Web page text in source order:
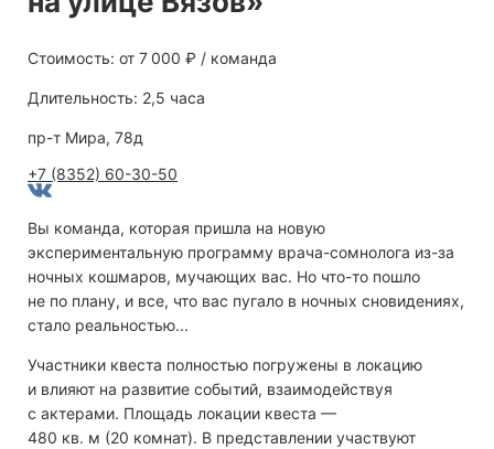
Стоимость: от 7 000 ₽ / команда
Длительность: 2,5 часа
пр-т Мира, 78д
+7 (8352) 60-30-50
Вы команда, которая пришла на новую
экспериментальную программу врача-сомнолога из-за
ночных кошмаров, мучающих вас. Но что-то пошло
не по плану, и все, что вас пугало в ночных сновидениях,
стало реальностью...
Участники квеста полностью погружены в локацию
и влияют на развитие событий, взаимодействуя
с актерами. Площадь локации квеста —
480 кв. м (20 комнат). В представлении участвуют